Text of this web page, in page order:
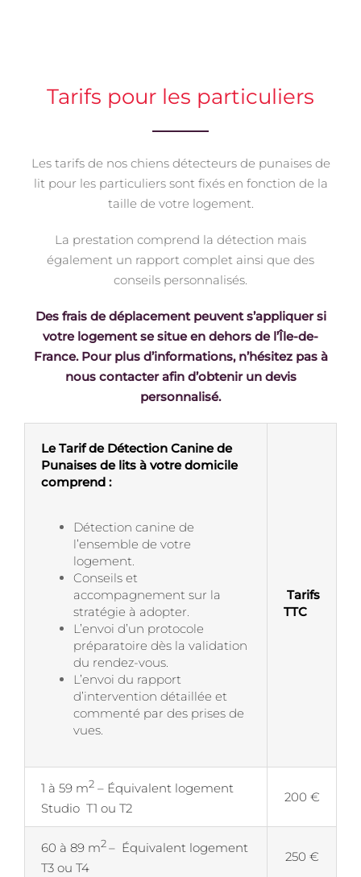
Tarifs pour les particuliers
Les tarifs de nos chiens détecteurs de punaises de
lit pour les particuliers sont fixés en fonction de la
taille de votre logement.
La prestation comprend la détection mais
également un rapport complet ainsi que des
conseils personnalisés.
Des frais de déplacement peuvent s’appliquer si
votre logement se situe en dehors de l’Île-de-
France. Pour plus d’informations, n’hésitez pas à
nous contacter afin d’obtenir un devis
personnalisé.
Le Tarif de Détection Canine de
Punaises de lits à votre domicile
comprend :
Détection canine de
l’ensemble de votre
logement.
Conseils et
accompagnement sur la
stratégie à adopter.
L’envoi d’un protocole
préparatoire dès la validation
du rendez-vous.
L’envoi du rapport
d’intervention détaillée et
commenté par des prises de
vues.
Tarifs
TTC
1 à 59 m2 – Équivalent logement
Studio T1 ou T2
200 €
60 à 89 m2 – Équivalent logement
T3 ou T4
250 €